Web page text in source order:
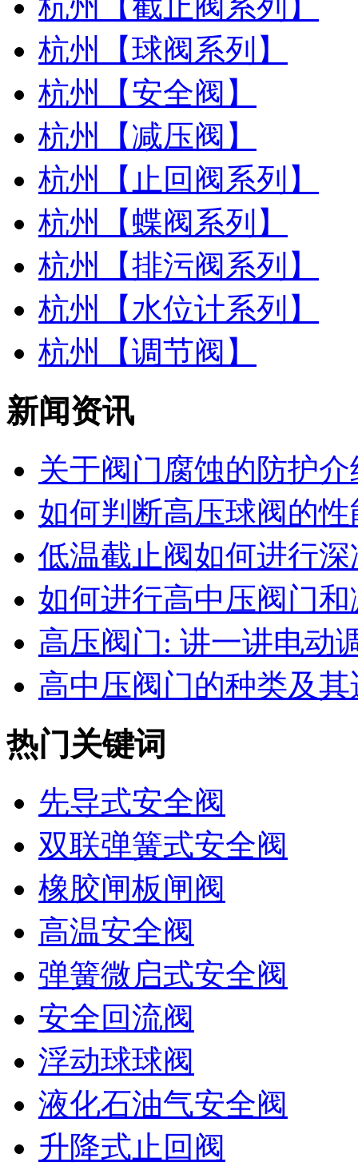
杭州【截止阀系列】
杭州【球阀系列】
杭州【安全阀】
杭州【减压阀】
杭州【止回阀系列】
杭州【蝶阀系列】
杭州【排污阀系列】
杭州【水位计系列】
杭州【调节阀】
新闻资讯
关于阀门腐蚀的防护介
如何判断高压球阀的性
低温截止阀如何进行
如何进行高中压阀门和
高压阀门: 讲一讲电动
高中压阀门的种类及其
热门关键词
先导式安全阀
双联弹簧式安全阀
橡胶闸板闸阀
高温安全阀
弹簧微启式安全阀
安全回流阀
浮动球球阀
液化石油气安全阀
升降式止回阀